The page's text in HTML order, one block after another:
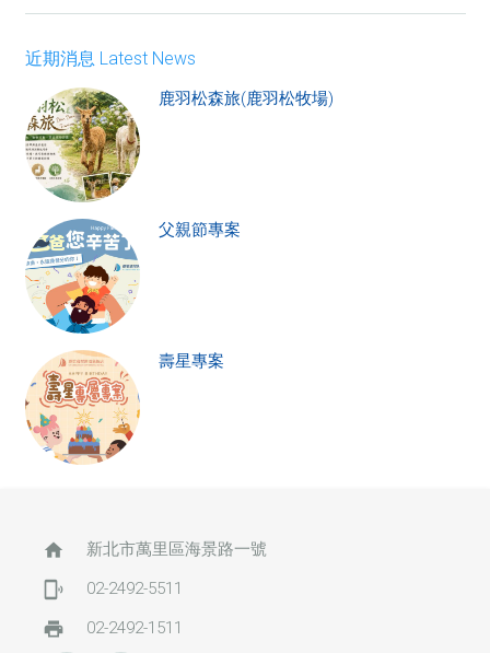
近期消息 Latest News
鹿羽松森旅(鹿羽松牧場)
父親節專案
壽星專案
home 新北市萬里區海景路一號
phonelink_ring 02-2492-5511
print 02-2492-1511